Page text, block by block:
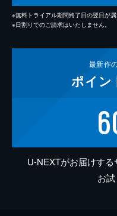
※無料トライアル期間終了日の翌日が
※日割りでのご請求はいたしません。
最新作
ポイン
U-NEXTがお届けす
お試